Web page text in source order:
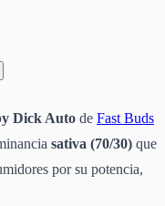
Dick Auto de Fast Buds
sativa (70/30) que
por su potencia,